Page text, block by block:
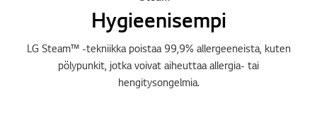
Hygieenisempi
LG Steam™ -tekniikka poistaa 99,9% allergeeneista, kuten
pölypunkit, jotka voivat aiheuttaa allergia- tai
hengitysongelmia.